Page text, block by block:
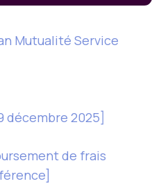
Mutualité Service
décembre 2025]
de frais